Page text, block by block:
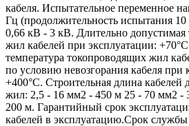
кабеля. Испытательное переменное
Гц (продолжительность испытания
0,66 кВ - 3 кВ. Длительно допустимая
жил кабелей при эксплуатации:
температура токопроводящих жил
по условию невозгорания кабеля при
+400°С. Строительная длина кабелей
жил: 2,5 - 16 мм2 - 450 м 25 - 70 мм2
200 м. Гарантийный срок
кабелей в эксплуатацию.Срок службы